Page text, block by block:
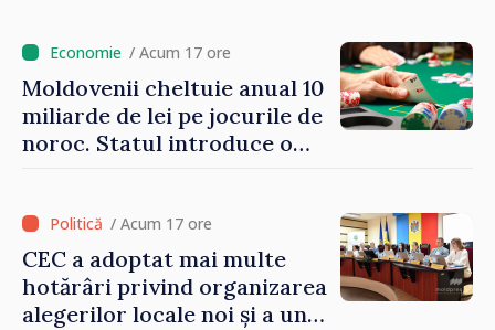
/ Acum 17 ore
Moldovenii cheltuie anual 10
miliarde de lei pe jocurile de
noroc. Statul introduce o
la buget / Acum 17 ore
CEC a adoptat mai multe
hotărâri privind organizarea
alegerilor locale noi și a unui